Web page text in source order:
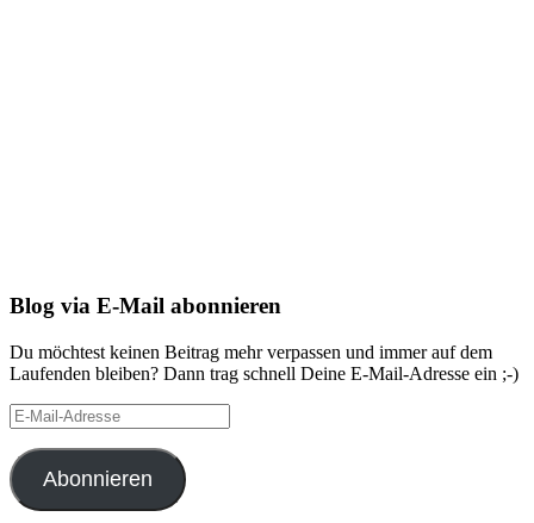
Blog via E-Mail abonnieren
Du möchtest keinen Beitrag mehr verpassen und immer auf dem
Laufenden bleiben? Dann trag schnell Deine E-Mail-Adresse ein ;-)
E-
Mail-
Adresse
Abonnieren